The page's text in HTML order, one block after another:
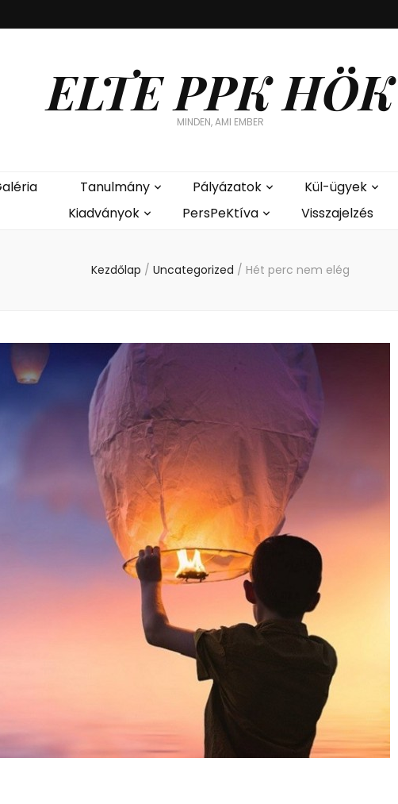
ELTE PPK HÖK
MINDEN, AMI EMBER
Tanulmány Pályázatok
Kül-ügyek
Kiadványok
PersPeKtíva Visszajelzés
Kezdőlap / Uncategorized / Hét perc nem elég